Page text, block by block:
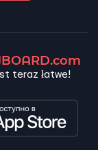
teraz łatwe!